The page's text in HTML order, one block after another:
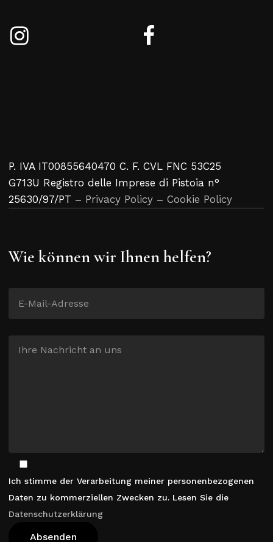
P. IVA IT00855640470 C. F. CVL FNC 53C25
G713U Registro delle Imprese di Pistoia n°
25630/97/PT – Privacy Policy – Cookie Policy
Wie können wir Ihnen helfen?
Ich stimme der Verarbeitung meiner personenbezogenen
Daten zu kommerziellen Zwecken zu. Lesen Sie die
Datenschutzerklärung